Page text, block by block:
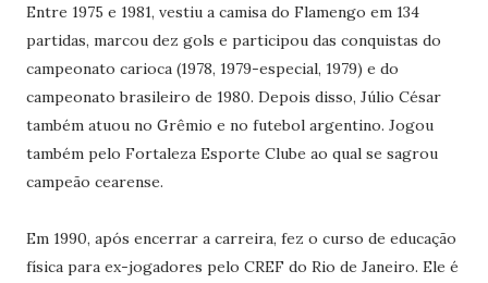
Entre 1975 e 1981, vestiu a camisa do Flamengo em 134
partidas, marcou dez gols e participou das conquistas do
campeonato carioca (1978, 1979-especial, 1979) e do
campeonato brasileiro de 1980. Depois disso, Júlio César
também atuou no Grêmio e no futebol argentino. Jogou
também pelo Fortaleza Esporte Clube ao qual se sagrou
campeão cearense.
Em 1990, após encerrar a carreira, fez o curso de educação
física para ex-jogadores pelo CREF do Rio de Janeiro. Ele é